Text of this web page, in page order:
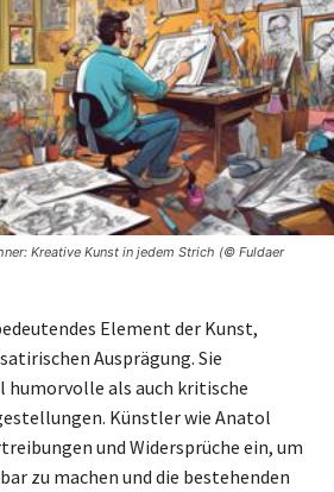
Kreative Kunst in jedem Strich (© Fuldaer
Element der Kunst,
Ausprägung. Sie
als auch kritische
Künstler wie Anatol
und Widersprüche ein, um
zu machen und die bestehenden